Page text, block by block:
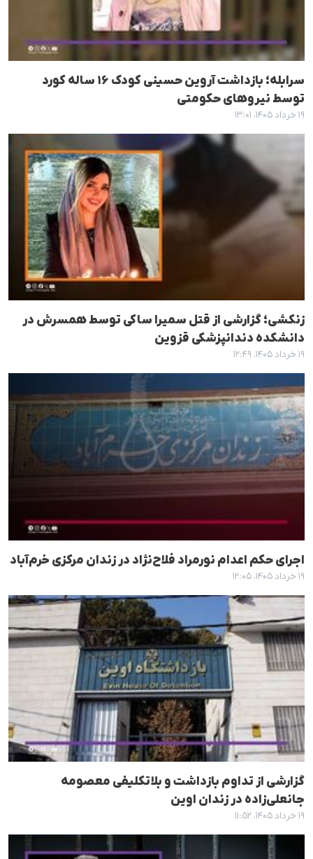
سرابله؛ بازداشت آروین حسینی کودک ۱۶ ساله کورد
توسط نیروهای حکومتی
۱۹ خرداد ۱۴۰۵، ۱۳:۰۱
زنکشی؛ گزارشی از قتل سمیرا ساکی توسط همسرش در
دانشکده دندانپزشکی قزوین
۱۹ خرداد ۱۴۰۵، ۱۲:۴۹
اجرای حکم اعدام نورمراد فلاح‌نژاد در زندان مرکزی خرم‌آباد
۱۹ خرداد ۱۴۰۵، ۱۲:۰۵
گزارشی از تداوم بازداشت و بلاتکلیفی معصومه
جانعلی‌زاده در زندان اوین
۱۹ خرداد ۱۴۰۵، ۱۱:۵۲